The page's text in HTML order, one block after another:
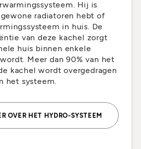
Hij is
radiatoren hebt of
in huis. De
van deze kachel zorgt
huis binnen enkele
Meer dan 90% van het
kachel wordt overgedragen
het systeem.
OVER HET HYDRO-SYSTEEM